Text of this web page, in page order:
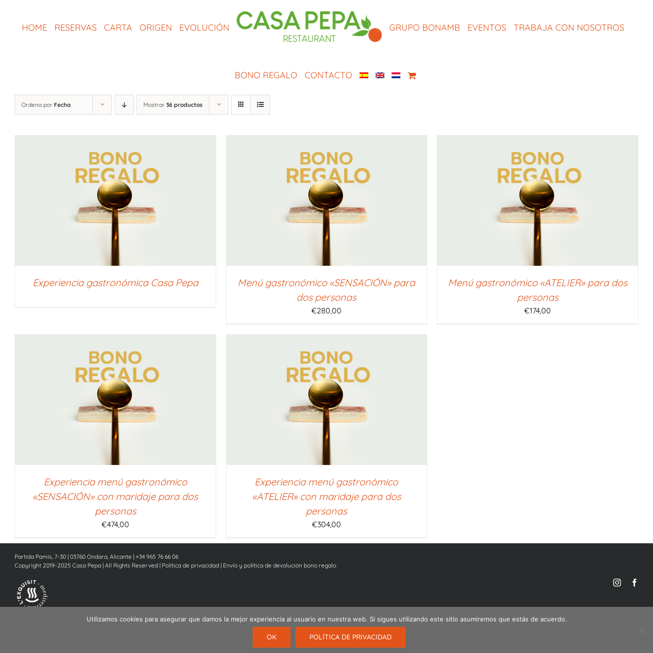
contenidoHOME RESERVAS CARTA ORIGEN EVOLUCIÓN GRUPO BONAMB EVENTOS TRABAJA CON NOSOTROS
BONO REGALO CONTACTO
Ordena por Fecha Mostrar 36 productos
Experiencia gastronómica Casa Pepa
SELECCIONAR IMPORTE
Menú gastronómico «SENSACIÓN» para
dos personas
€280,00
SELECCIONAR IMPORTE
Menú gastronómico «ATELIER» para dos
personas
€174,00
Experiencia menú gastronómico
«SENSACIÓN» con maridaje para dos
personas
€474,00
SELECCIONAR IMPORTE
Experiencia menú gastronómico
«ATELIER» con maridaje para dos
personas
€304,00
Partida Pamis, 7-30 | 03760 Ondara, Alicante | +34 965 76 66 06
Copyright 2019-2025 Casa Pepa | All Rights Reserved | Política de privacidad | Envío y política de devolución bono regalo
Instagram
Español English Nederlands
Utilizamos cookies para asegurar que damos la mejor experiencia al usuario en nuestra web. Si sigues utilizando este sitio asumiremos que estás de acuerdo.
OK POLÍTICA DE PRIVACIDAD